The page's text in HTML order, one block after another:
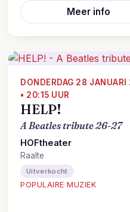
Meer info
DONDERDAG 28
• 20:15 UUR
HELP!
A Beatles tribute 26-27
HOFtheater
Raalte
Uitverkocht
POPULAIRE MUZIEK